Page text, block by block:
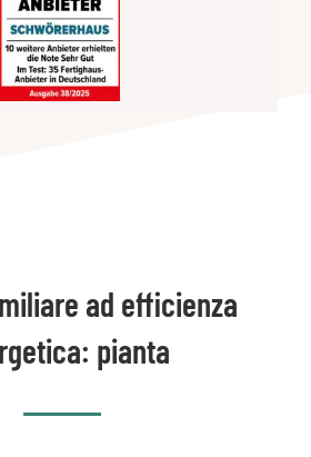
ad efficienza
pianta